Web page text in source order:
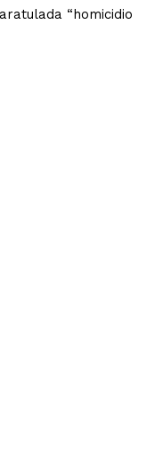
“homicidio